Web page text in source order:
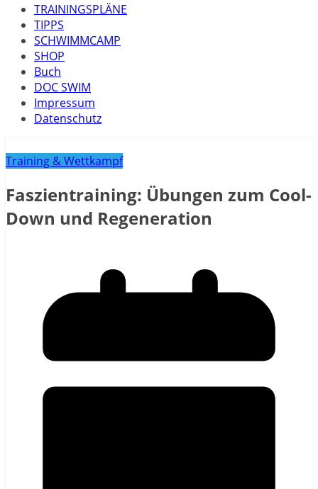
TRAININGSPLÄNE
TIPPS
SCHWIMMCAMP
SHOP
Buch
DOC SWIM
Impressum
Datenschutz
Training & Wettkampf
Faszientraining: Übungen zum Cool-
Down und Regeneration